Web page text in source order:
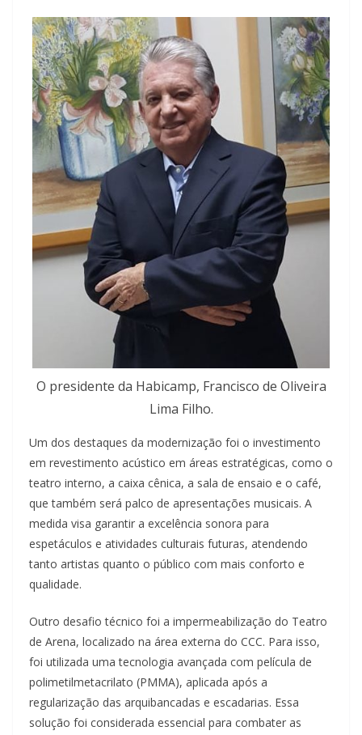
O presidente da Habicamp, Francisco de Oliveira
Lima Filho.
Um dos destaques da modernização foi o investimento
em revestimento acústico em áreas estratégicas, como o
teatro interno, a caixa cênica, a sala de ensaio e o café,
que também será palco de apresentações musicais. A
medida visa garantir a excelência sonora para
espetáculos e atividades culturais futuras, atendendo
tanto artistas quanto o público com mais conforto e
qualidade.
Outro desafio técnico foi a impermeabilização do Teatro
de Arena, localizado na área externa do CCC. Para isso,
foi utilizada uma tecnologia avançada com película de
polimetilmetacrilato (PMMA), aplicada após a
regularização das arquibancadas e escadarias. Essa
solução foi considerada essencial para combater as